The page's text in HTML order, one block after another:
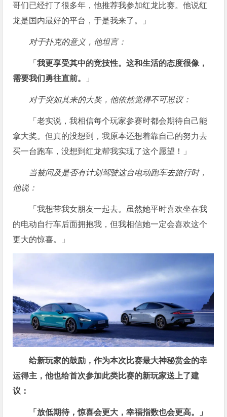
哥们已经打了很多年，他推荐我参加红龙比赛。他说红
龙是国内最好的平台，于是我来了。」
对于扑克的意义，他坦言：
「我更享受其中的竞技性。这和生活的态度很像，
需要我们勇往直前。
」
对于突如其来的大奖，他依然觉得不可思议：
「老实说，我相信每个玩家参赛时都会期待自己能
拿大奖。但真的没想到，我原本还想着靠自己的努力去
买一台跑车，没想到红龙帮我实现了这个愿望！」
当被问及是否有计划驾驶这台电动跑车去旅行时，
他说：
「我想带我女朋友一起去。虽然她平时喜欢坐在我
的电动自行车后面拥抱我，但我相信她一定会喜欢这个
更大的惊喜。」
给新玩家的鼓励，作为本次比赛最大神秘赏金的幸
运得主，他也给首次参加此类比赛的新玩家送上了建
议：
「放低期待，惊喜会更大，幸福指数也会更高。」